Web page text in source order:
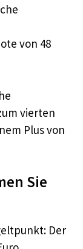
von 48
vierten
Plus von
Sie
Der